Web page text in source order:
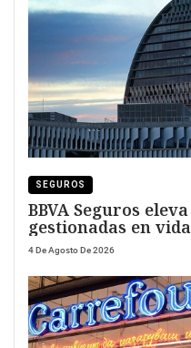
SEGUROS
BBVA Seguros
gestionadas en vida
4 De Agosto De 2026